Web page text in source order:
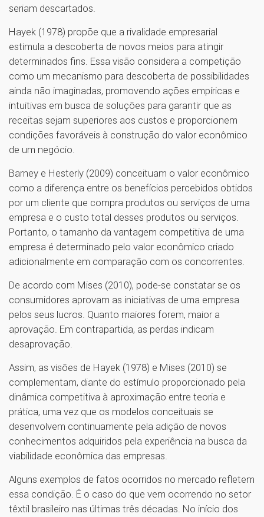
seriam descartados.
Hayek (1978) propõe que a rivalidade empresarial
estimula a descoberta de novos meios para atingir
determinados fins. Essa visão considera a competição
como um mecanismo para descoberta de possibilidades
ainda não imaginadas, promovendo ações empíricas e
intuitivas em busca de soluções para garantir que as
receitas sejam superiores aos custos e proporcionem
condições favoráveis à construção do valor econômico
de um negócio.
Barney e Hesterly (2009) conceituam o valor econômico
como a diferença entre os benefícios percebidos obtidos
por um cliente que compra produtos ou serviços de uma
empresa e o custo total desses produtos ou serviços.
Portanto, o tamanho da vantagem competitiva de uma
empresa é determinado pelo valor econômico criado
adicionalmente em comparação com os concorrentes.
De acordo com Mises (2010), pode-se constatar se os
consumidores aprovam as iniciativas de uma empresa
pelos seus lucros. Quanto maiores forem, maior a
aprovação. Em contrapartida, as perdas indicam
desaprovação.
Assim, as visões de Hayek (1978) e Mises (2010) se
complementam, diante do estímulo proporcionado pela
dinâmica competitiva à aproximação entre teoria e
prática, uma vez que os modelos conceituais se
desenvolvem continuamente pela adição de novos
conhecimentos adquiridos pela experiência na busca da
viabilidade econômica das empresas.
Alguns exemplos de fatos ocorridos no mercado refletem
essa condição. É o caso do que vem ocorrendo no setor
têxtil brasileiro nas últimas três décadas. No início dos